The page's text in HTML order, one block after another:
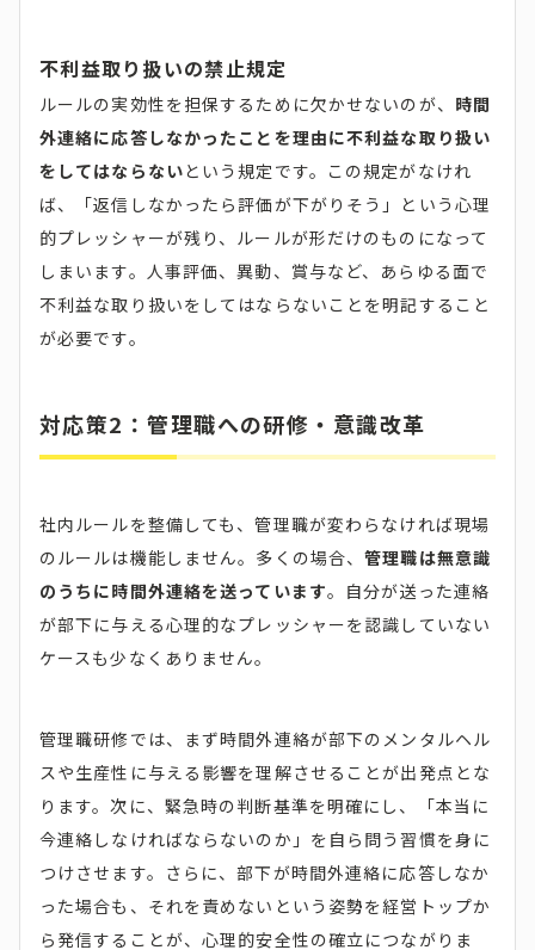
不利益取り扱いの禁止規定
ルールの実効性を担保するために欠かせないのが、 時間
外連絡に応答しなかったことを理由に不利益な取り扱い
をしてはならないという規定です。この規定がなけれ
ば、「返信しなかったら評価が下がりそう」という心理
的プレッシャーが残り、ルールが形だけのものになって
しまいます。人事評価、異動、賞与など、あらゆる面で
不利益な取り扱いをしてはならないことを明記すること
が必要です。
対応策2：管理職への研修・意識改革
社内ルールを整備しても、管理職が変わらなければ現場
のルールは機能しません。多くの場合、管理職は無意識
のうちに時間外連絡を送っています。自分が送った連絡
が部下に与える心理的なプレッシャーを認識していない
ケースも少なくありません。
管理職研修では、まず時間外連絡が部下のメンタルヘル
スや生産性に与える影響を理解させることが出発点とな
ります。次に、緊急時の判断基準を明確にし、「本当に
今連絡しなければならないのか」を自ら問う習慣を身に
つけさせます。さらに、部下が時間外連絡に応答しなか
った場合も、それを責めないという姿勢を経営トップか
ら発信することが、心理的安全性の確立につながりま